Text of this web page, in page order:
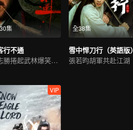
集
行不通
徐志勝捲起武林爆笑風雲
全38集
雪中悍刀行（英語版）
張若昀胡軍共赴江湖
VIP